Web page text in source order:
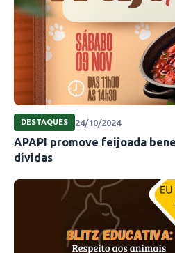
DESTAQUES 24/10/2024
APAPI promove feijoada
dívidas